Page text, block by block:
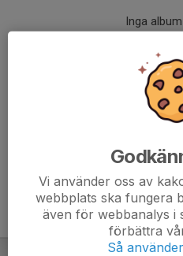
Inga
Vi använder oss av
webbplats ska fungera
även för webbanalys i
förbättra
Så